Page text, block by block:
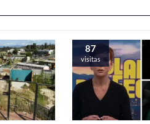
87
visitas